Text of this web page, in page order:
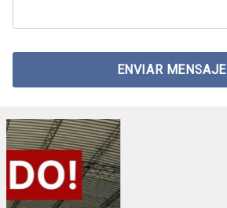
ENVIAR MENSAJE